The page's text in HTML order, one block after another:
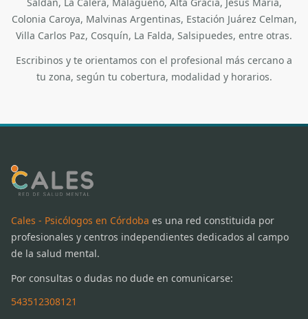
Saldán, La Calera, Malagueño, Alta Gracia, Jesús María,
Colonia Caroya, Malvinas Argentinas, Estación Juárez Celman,
Villa Carlos Paz, Cosquín, La Falda, Salsipuedes, entre otras.
Escribinos y te orientamos con el profesional más cercano a
tu zona, según tu cobertura, modalidad y horarios.
Cales - Psicólogos en Córdoba es una red constituida por
profesionales y centros independientes dedicados al campo
de la salud mental.
Por consultas o dudas no dude en comunicarse:
543512308121